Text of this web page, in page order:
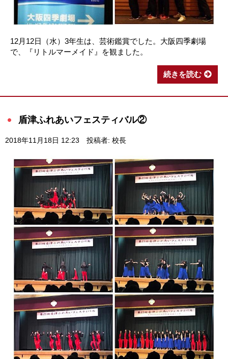
12月12日（水）3年生は、芸術鑑賞でした。大阪四季劇場
で、『リトルマーメイド』を観ました。
続きを読む
盾津ふれあいフェスティバル②
2018年11月18日 12:23 投稿者: 校長